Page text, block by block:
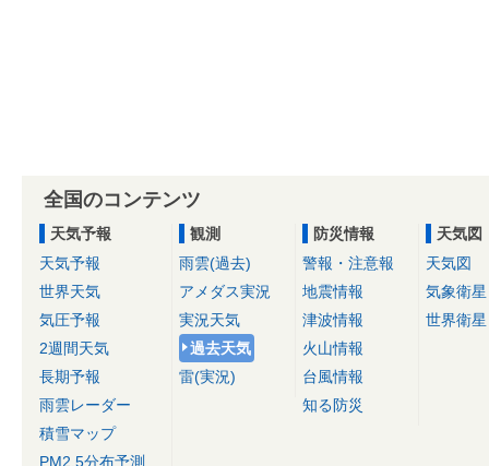
全国のコンテンツ
天気予報
天気予報
世界天気
気圧予報
2週間天気
長期予報
雨雲レーダー
積雪マップ
PM2.5分布予測
観測
雨雲(過去)
アメダス実況
実況天気
過去天気
雷(実況)
防災情報
警報・注意報
地震情報
津波情報
火山情報
台風情報
知る防災
天気図
天気図
気象衛星
世界衛星